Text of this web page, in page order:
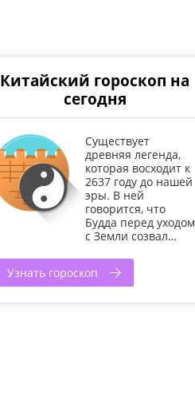
Китайский гороскоп на
сегодня
Существует
древняя легенда,
которая восходит к
2637 году до нашей
эры. В ней
говорится, что
Будда перед уходом
с Земли созвал…
Узнать гороскоп